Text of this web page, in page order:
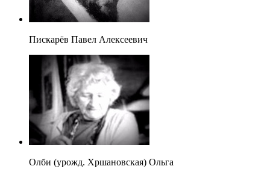
Пискарёв Павел Алексеевич
Олби (урожд. Хршановская) Ольга